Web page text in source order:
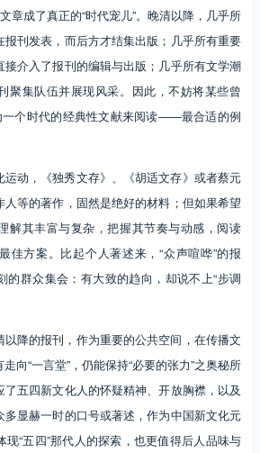
章成了真正的“时代宠儿”。晚清以降，几乎所
刊发表，而后方才结集出版；几乎所有重要
接介入了报刊的编辑与出版；几乎所有文学潮
聚集队伍并展现风采。因此，不妨将某些曾
一个时代的经典性文献来阅读——最合适的例
动，《独秀文存》、《胡适文存》或者蔡元
等的著作，固然是绝好的材料；但如果希望
解其丰富与复杂，把握其节奏与动感，阅读
佳方案。比起个人著述来，“众声喧哗”的报
的群众集会：有大致的趋向，却说不上“步调
降的报刊，作为重要的公共空间，在传播文
向“一言堂”，仍能保持“必要的张力”之奥秘所
五四新文化人的怀疑精神、开放胸襟，以及
多显赫一时的口号或著述，作为中国新文化元
“五四”那代人的探索，也更值得后人品味与